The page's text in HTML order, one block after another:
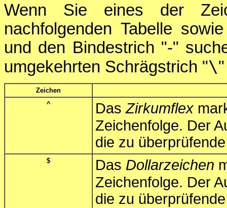
Wenn Sie eines der
nachfolgenden Tabelle
und den Bindestrich "-"
umgekehrten Schrägstrich "\
Zeichen
^
DasZirkumflex
Zeichenfolge. Der
die zu
$ Das Dollarzeichen
Zeichenfolge. Der
die zu